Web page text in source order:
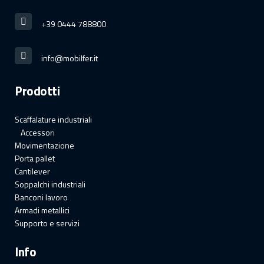
+39 0444 788800
info@mobilfer.it
Prodotti
Scaffalature industriali
Accessori
Movimentazione
Porta pallet
Cantilever
Soppalchi industriali
Banconi lavoro
Armadi metallici
Supporto e servizi
Info